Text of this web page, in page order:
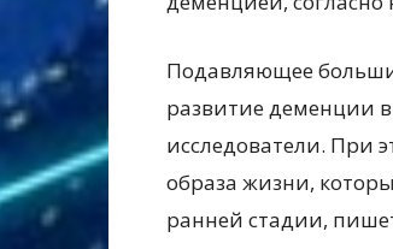
Подавляющее
развитие деменции
исследователи. При
образа жизни,
ранней стадии,